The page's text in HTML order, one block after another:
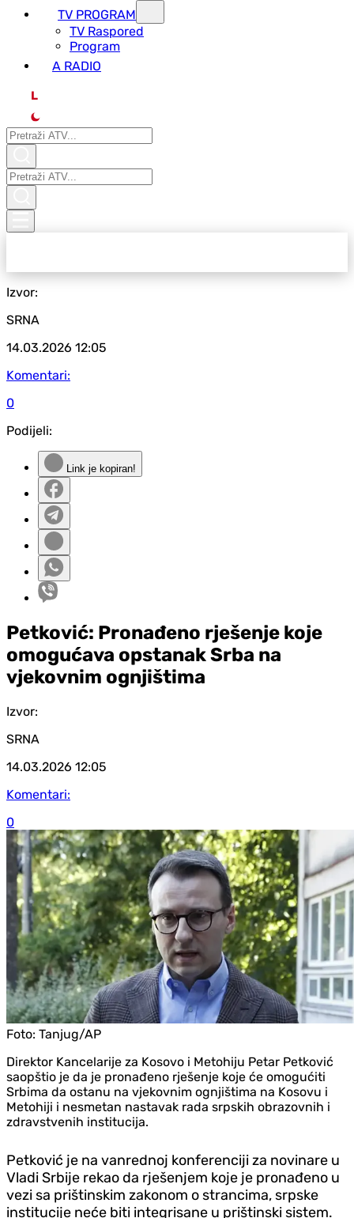
TV PROGRAM
ТV Raspored
Program
A RADIO
L
Izvor:
SRNA
14.03.2026 12:05
Komentari:
0
Podijeli:
Link je kopiran!
Petković: Pronađeno rješenje koje
omogućava opstanak Srba na
vjekovnim ognjištima
Izvor:
SRNA
14.03.2026 12:05
Komentari:
0
Foto: Tanjug/AP
Direktor Kancelarije za Kosovo i Metohiju Petar Petković
saopštio je da je pronađeno rješenje koje će omogućiti
Srbima da ostanu na vjekovnim ognjištima na Kosovu i
Metohiji i nesmetan nastavak rada srpskih obrazovnih i
zdravstvenih institucija.
Petković je na vanrednoj konferenciji za novinare u
Vladi Srbije rekao da rješenjem koje je pronađeno u
vezi sa prištinskim zakonom o strancima, srpske
institucije neće biti integrisane u prištinski sistem.